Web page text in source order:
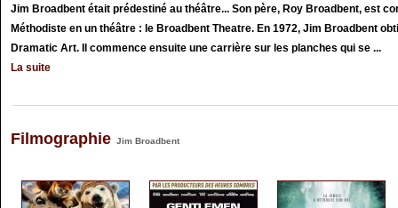
Jim Broadbent était prédestiné au théâtre... Son père, Roy Broadbent, est
Méthodiste en un théâtre : le Broadbent Theatre. En 1972, Jim Broadbent
Dramatic Art. Il commence ensuite une carrière sur les planches qui se ...
La suite
Filmographie Jim Broadbent